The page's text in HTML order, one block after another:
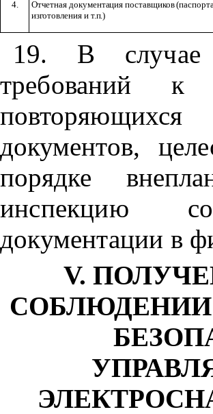
4.
Отчетная документация поставщиков
изготовления и т.п.)
19. В случае
требований
документов,
порядке
инспекцию
документации в
V.